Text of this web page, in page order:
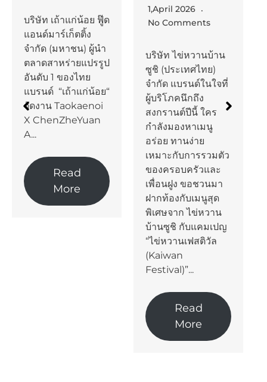
บริษัท เถ้าแก่น้อย ฟู๊ด
แอนด์มาร์เก็ตติ้ง
จำกัด (มหาชน) ผู้นำ
ตลาดสาหร่ายแปรรูป
อันดับ 1 ของไทย
แบรนด์ “เถ้าแก่น้อย“
จัดงาน Taokaenoi
X ChenZheYuan
A...
Read
More
1,April 2026
No Comments
บริษัท ไข่หวานบ้าน
ซูชิ (ประเทศไทย)
จำกัด แบรนด์ในใจที่
ผู้บริโภคนึกถึง
สงกรานต์ปีนี้ ใคร
กำลังมองหาเมนู
อร่อย ทานง่าย
เหมาะกับการรวมตัว
ของครอบครัวและ
เพื่อนฝูง ขอชวนมา
ฝากท้องกับเมนูสุด
พิเศษจาก ไข่หวาน
บ้านซูชิ กับแคมเปญ
“ไข่หวานเฟสติวัล
(Kaiwan
Festival)”...
Read
More